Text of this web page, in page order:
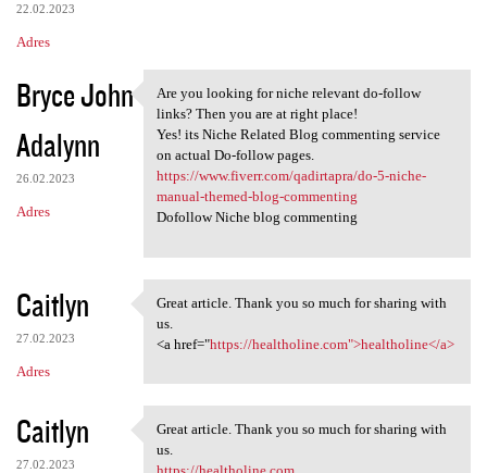
22.02.2023
Adres
Bryce John
Adalynn
26.02.2023
Adres
Are you looking for niche
Are you looking for niche relevant do-follow
links? Then you are at right place!
Yes! its Niche Related Blog commenting service
on actual Do-follow pages.
https://www.fiverr.com/qadirtapra/do-5-niche-
manual-themed-blog-commenting
Dofollow Niche blog commenting
Caitlyn
27.02.2023
Adres
Great article. Thank you so
Great article. Thank you so much for sharing with
us.
<a href="https://healtholine.com">healtholine</a>
Caitlyn
27.02.2023
Great article. Thank you so
Great article. Thank you so much for sharing with
us.